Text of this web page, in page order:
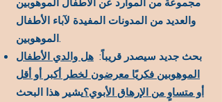
والعديد من المدونات المفيدة لآباء الأطفال
الموهوبين.
بحث جديد سيصدر قريباً: هل والدي الأطفال
الموهوبين فكريًا معرضون لخطر أكبر أو أقل
أو متساوٍ من الإرهاق الأبوي؟يشير هذا البحث